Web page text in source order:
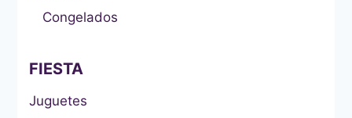
Congelados
FIESTA
Juguetes